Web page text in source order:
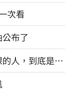
次看
布了
人，到底是台